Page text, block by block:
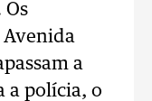
Os
a
a polícia, o